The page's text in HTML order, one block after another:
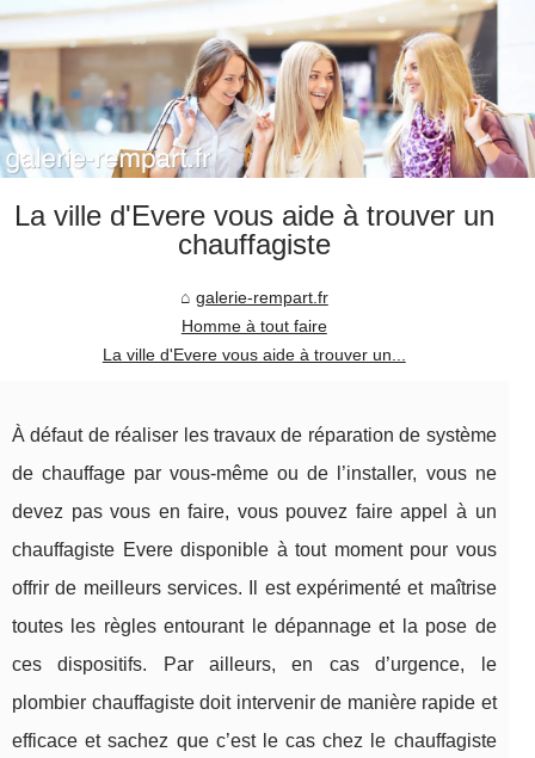
La ville d'Evere vous aide à trouver un
chauffagiste
galerie-rempart.fr
Homme à tout faire
La ville d'Evere vous aide à trouver un...
À défaut de réaliser les travaux de réparation de système
de chauffage par vous-même ou de l’installer, vous ne
devez pas vous en faire, vous pouvez faire appel à un
chauffagiste Evere disponible à tout moment pour vous
offrir de meilleurs services. Il est expérimenté et maîtrise
toutes les règles entourant le dépannage et la pose de
ces dispositifs. Par ailleurs, en cas d’urgence, le
plombier chauffagiste doit intervenir de manière rapide et
efficace et sachez que c’est le cas chez le chauffagiste